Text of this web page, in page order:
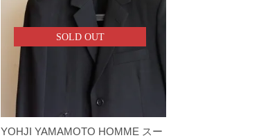
SOLD OUT
YOHJI YAMAMOTO HOMME スー